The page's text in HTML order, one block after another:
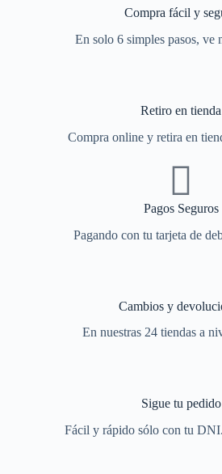
Compra fácil y
En solo 6 simples pasos, ve
Retiro en tienda
Compra online y retira en
Pagos Seguros
Pagando con tu tarjeta de
Cambios y
En nuestras 24 tiendas a
Sigue tu pedido
Fácil y rápido sólo con tu